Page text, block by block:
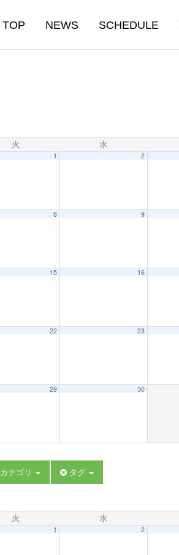
TOP NEWS SCHEDULE
火 水
1 2
8 9
15 16
22 23
29 30
カテゴリ タグ
火 水
1 2